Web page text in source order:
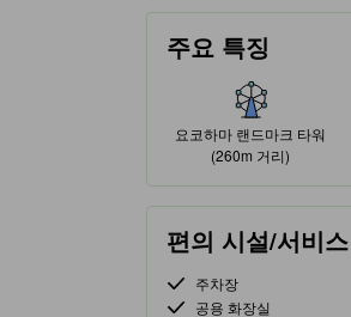
주요 특징
요코하마 랜드마크 타워
(260m 거리)
편의 시설/서비스
주차장
공용 화장실